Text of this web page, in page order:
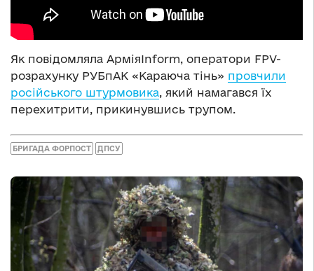
Як повідомляла АрміяInform, оператори FPV-
розрахунку РУБпАК «Караюча тінь» провчили
російського штурмовика, який намагався їх
перехитрити, прикинувшись трупом.
БРИГАДА ФОРПОСТ ДПСУ